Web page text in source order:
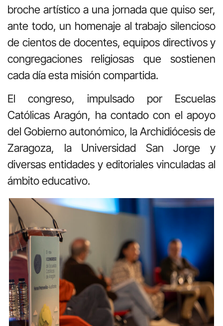
broche artístico a una jornada que quiso ser,
ante todo, un homenaje al trabajo silencioso
de cientos de docentes, equipos directivos y
congregaciones religiosas que sostienen
cada día esta misión compartida.
El congreso, impulsado por Escuelas
Católicas Aragón, ha contado con el apoyo
del Gobierno autonómico, la Archidiócesis de
Zaragoza, la Universidad San Jorge y
diversas entidades y editoriales vinculadas al
ámbito educativo.